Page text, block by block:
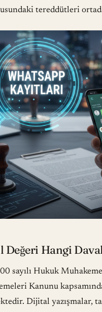
tereddütleri
Hangi
sayılı Hukuk
Kanunu
Dijital yazışmalar,